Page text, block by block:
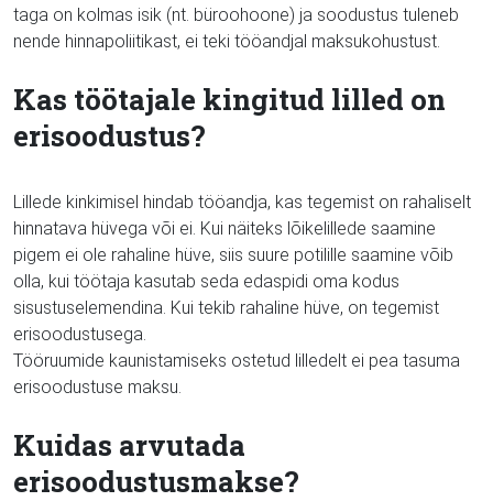
taga on kolmas isik (nt. büroohoone) ja soodustus tuleneb
nende hinnapoliitikast, ei teki tööandjal maksukohustust.
Kas töötajale kingitud lilled on
erisoodustus?
Lillede kinkimisel hindab tööandja, kas tegemist on rahaliselt
hinnatava hüvega või ei. Kui näiteks lõikelillede saamine
pigem ei ole rahaline hüve, siis suure potilille saamine võib
olla, kui töötaja kasutab seda edaspidi oma kodus
sisustuselemendina. Kui tekib rahaline hüve, on tegemist
erisoodustusega.
Tööruumide kaunistamiseks ostetud lilledelt ei pea tasuma
erisoodustuse maksu.
Kuidas arvutada
erisoodustusmakse?